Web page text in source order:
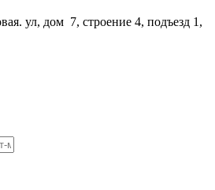
ул, дом 7, строение 4, подъезд 1,